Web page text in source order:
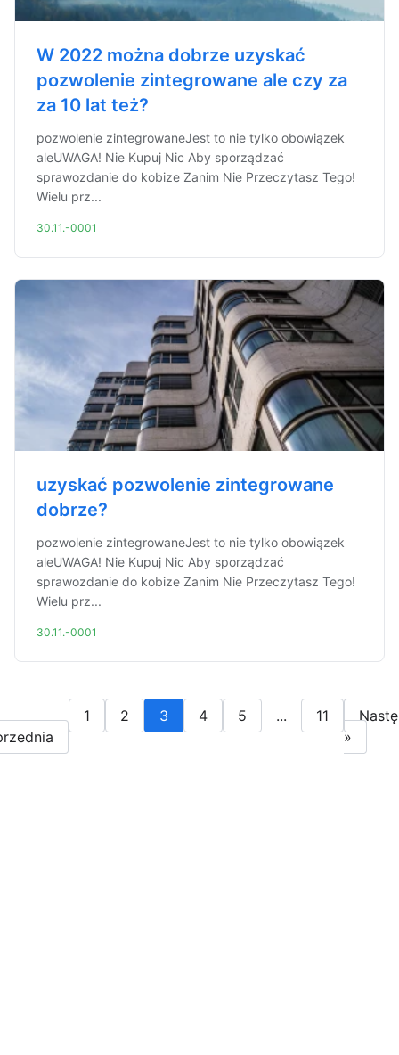
W 2022 można dobrze uzyskać
pozwolenie zintegrowane ale czy za
za 10 lat też?
pozwolenie zintegrowaneJest to nie tylko obowiązek
aleUWAGA! Nie Kupuj Nic Aby sporządzać
sprawozdanie do kobize Zanim Nie Przeczytasz Tego!
Wielu prz...
30.11.-0001
uzyskać pozwolenie zintegrowane
dobrze?
pozwolenie zintegrowaneJest to nie tylko obowiązek
aleUWAGA! Nie Kupuj Nic Aby sporządzać
sprawozdanie do kobize Zanim Nie Przeczytasz Tego!
Wielu prz...
30.11.-0001
1 2 3 4 5 ... 11
»